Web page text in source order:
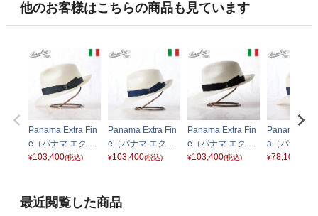
他のお客様はこちらの商品も見ています
Panama Extra Fin
e（パナマ エクス
トラファイン） 14
¥103,400(税込)
Panama Extra Fin
e（パナマ エクス
トラファイン） 14
¥103,400(税込)
Panama Extra Fin
e（パナマ エクス
トラファイン） 14
¥103,400(税込)
Panama
a（パナマフ
ン ラーガ）
¥78,100
最近閲覧した商品